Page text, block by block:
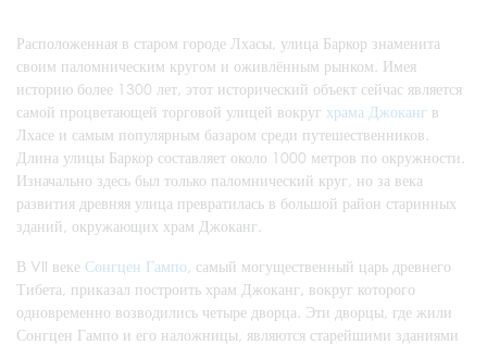
Расположенная в старом городе Лхасы, улица Баркор знаменита
своим паломническим кругом и оживлённым рынком. Имея
историю более 1300 лет, этот исторический объект сейчас является
самой процветающей торговой улицей вокруг храма Джоканг в
Лхасе и самым популярным базаром среди путешественников.
Длина улицы Баркор составляет около 1000 метров по окружности.
Изначально здесь был только паломнический круг, но за века
развития древняя улица превратилась в большой район старинных
зданий, окружающих храм Джоканг.
В VII веке Сонгцен Гампо, самый могущественный царь древнего
Тибета, приказал построить храм Джоканг, вокруг которого
одновременно возводились четыре дворца. Эти дворцы, где жили
Сонгцен Гампо и его наложницы, являются старейшими зданиями